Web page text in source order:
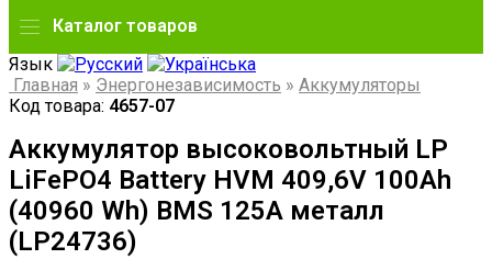
Каталог товаров
Язык
Главная » Энергонезависимость » Аккумуляторы
Код товара: 4657-07
Аккумулятор высоковольтный LP
LiFePO4 Battery HVM 409,6V 100Ah
(40960 Wh) BMS 125А металл
(LP24736)